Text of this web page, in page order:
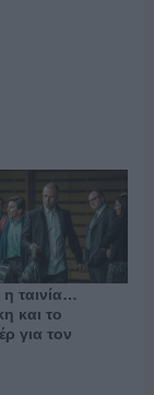
η ταινία…
και το
για τον